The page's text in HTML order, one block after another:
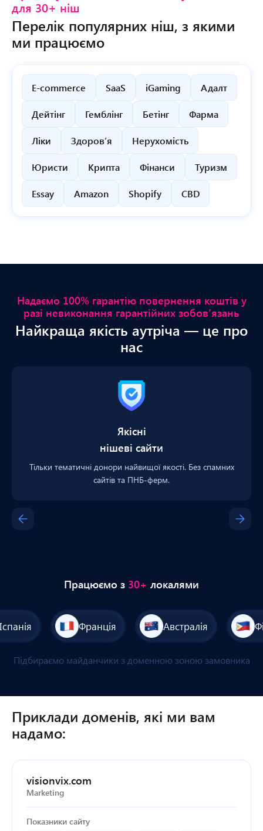
для 30+ ніш
Перелік популярних ніш, з якими
ми працюємо
E-commerce SaaS iGaming Адалт
Дейтінг Гемблінг Бетінг Фарма
Ліки Здоров’я Нерухомість
Юристи Крипта Фінанси Туризм
Essay Amazon Shopify CBD
Надаємо 100% гарантію повернення коштів у
разі невиконання гарантійних зобов’язань
Найкраща якість аутріча — це про
нас
Якісні
нішеві сайти
Тільки тематичні донори найвищої якості. Без спамних
сайтів та ПНБ-ферм.
Працюємо з 30+ локалями
Іспанія Франція Австралія
Підбираємо майданчики з доменною зоною замовника
Приклади доменів, які ми вам
надамо:
visionvix.com
Marketing
Показники сайту